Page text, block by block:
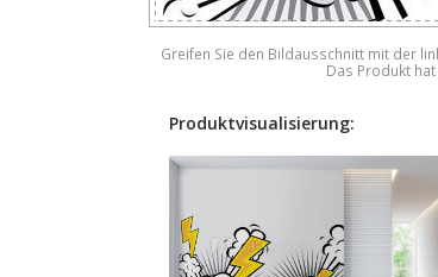
Greifen Sie den Bildausschnitt mit der
Das Produkt
Produktvisualisierung: